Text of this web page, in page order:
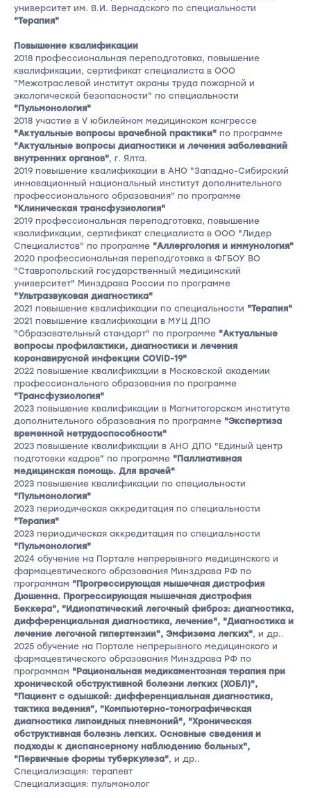
университет им. В.И. Вернадского по специальности
"Терапия"
Повышение квалификации
2018 профессиональная переподготовка, повышение
квалификации, сертификат специалиста в ООО
"Межотраслевой институт охраны труда пожарной и
экологической безопасности" по специальности
"Пульмонология"
2018 участие в V юбилейном медицинском конгрессе
"Актуальные вопросы врачебной практики" по программе
"Актуальные вопросы диагностики и лечения заболеваний
внутренних органов", г. Ялта.
2019 повышение квалификации в АНО "Западно-Сибирский
инновационный национальный институт дополнительного
профессионального образования" по программе
"Клиническая трансфузиология"
2019 профессиональная переподготовка, повышение
квалификации, сертификат специалиста в ООО "Лидер
Специалистов" по программе "Аллергология и иммунология"
2020 профессиональная переподготовка в ФГБОУ ВО
"Ставропольский государственный медицинский
университет" Минздрава России по программе
"Ультразвуковая диагностика"
2021 повышение квалификации по специальности "Терапия"
2021 повышение квалификации в МУЦ ДПО
"Образовательный стандарт" по программе "Актуальные
вопросы профилактики, диагностики и лечения
коронавирусной инфекции COVID-19"
2022 повышение квалификации в Московской академии
профессионального образования по программе
"Трансфузиология"
2023 повышение квалификации в Магнитогорском институте
дополнительного образования по программе "Экспертиза
временной нетрудоспособности"
2023 повышение квалификации в АНО ДПО "Единый центр
подготовки кадров" по программе "Паллиативная
медицинская помощь. Для врачей"
2023 повышение квалификации по специальности
"Пульмонология"
2023 периодическая аккредитация по специальности
"Терапия"
2023 периодическая аккредитация по специальности
"Пульмонология"
2024 обучение на Портале непрерывного медицинского и
фармацевтического образования Минздрава РФ по
программам "Прогрессирующая мышечная дистрофия
Дюшенна. Прогрессирующая мышечная дистрофия
Беккера", "Идиопатический легочный фиброз: диагностика,
дифференциальная диагностика, лечение", "Диагностика и
лечение легочной гипертензии", Эмфизема легких", и др..
2025 обучение на Портале непрерывного медицинского и
фармацевтического образования Минздрава РФ по
программам "Рациональная медикаментозная терапия при
хронической обструктивной болезни легких (ХОБЛ)",
"Пациент с одышкой: дифференциальная диагностика,
тактика ведения", "Компьютерно-томографическая
диагностика липоидных пневмоний", "Хроническая
обструктивная болезнь легких. Основные сведения и
подходы к диспансерному наблюдению больных",
"Первичные формы туберкулеза", и др..
Специализация: терапевт
Специализация: пульмонолог